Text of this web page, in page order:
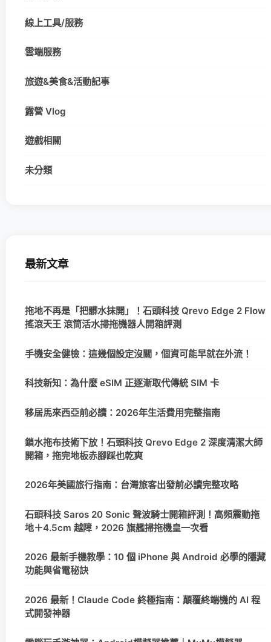
線上工具/服務
雲端服務
旅遊&美食&活動記事
露營 Vlog
遊戲相關
未分類
最新文章
拖地不再是「把髒水抹開」！石頭科技 Qrevo Edge 2 Flow
搖滾天王 滾筒活水掃拖機器人開箱評測
手機安全健檢：這幾個設定沒關，個資可能早就在外流！
科技新知：為什麼 eSIM 正逐漸取代傳統 SIM 卡
移居馬來西亞前必讀：2026年生活費用完整指南
鎖水拖布技術下放！石頭科技 Qrevo Edge 2 深度清潔大師
開箱，拖完地板赤腳踩也乾爽
2026年美國旅行指南：台灣旅客出發前必讀完整攻略
石頭科技 Saros 20 Sonic 聲波騎士開箱評測！高頻震動拖
地＋4.5cm 越障，2026 旗艦掃拖機皇一次看
2026 最新手機教學：10 個 iPhone 與 Android 必學的隱藏
功能與省電秘訣
2026 最新！Claude Code 終極指南：顛覆終端機的 AI 程
式開發神器